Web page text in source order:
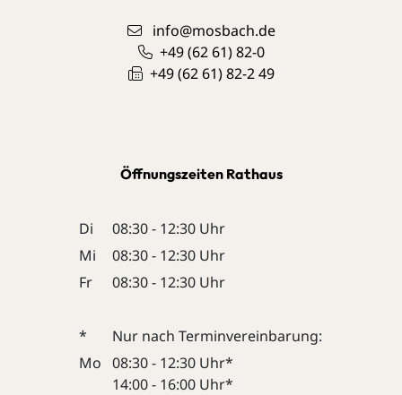
info@mosbach.de
+49 (62 61) 82-0
+49 (62 61) 82-2 49
Öffnungszeiten Rathaus
Di
08:30 - 12:30 Uhr
Mi
08:30 - 12:30 Uhr
Fr
08:30 - 12:30 Uhr
*
Nur nach Terminvereinbarung:
Mo 08:30 - 12:30 Uhr*
14:00 - 16:00 Uhr*